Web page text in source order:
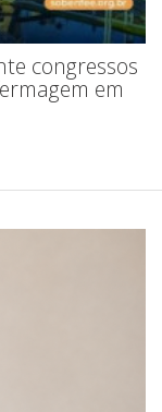
congressos
em